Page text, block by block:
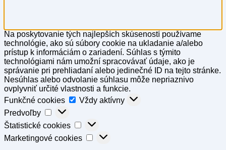
Na poskytovanie tých najlepších skúseností používame
technológie, ako sú súbory cookie na ukladanie a/alebo
prístup k informáciám o zariadení. Súhlas s týmito
technológiami nám umožní spracovávať údaje, ako je
správanie pri prehliadaní alebo jedinečné ID na tejto stránke.
Nesúhlas alebo odvolanie súhlasu môže nepriaznivo
ovplyvniť určité vlastnosti a funkcie.
Funkčné cookies
Vždy aktívny
Predvoľby
Štatistické cookies
Marketingové cookies